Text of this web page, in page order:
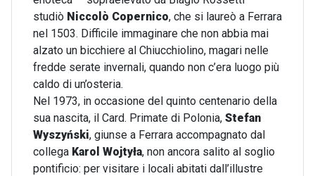
studiò Niccolò Copernico, che si laureò a Ferrara
nel 1503. Difficile immaginare che non abbia mai
alzato un bicchiere al Chiucchiolino, magari nelle
fredde serate invernali, quando non c’era luogo più
caldo di un’osteria.
Nel 1973, in occasione del quinto centenario della
sua nascita, il Card. Primate di Polonia, Stefan
Wyszyński, giunse a Ferrara accompagnato dal
collega Karol Wojtyła, non ancora salito al soglio
pontificio: per visitare i locali abitati dall’illustre